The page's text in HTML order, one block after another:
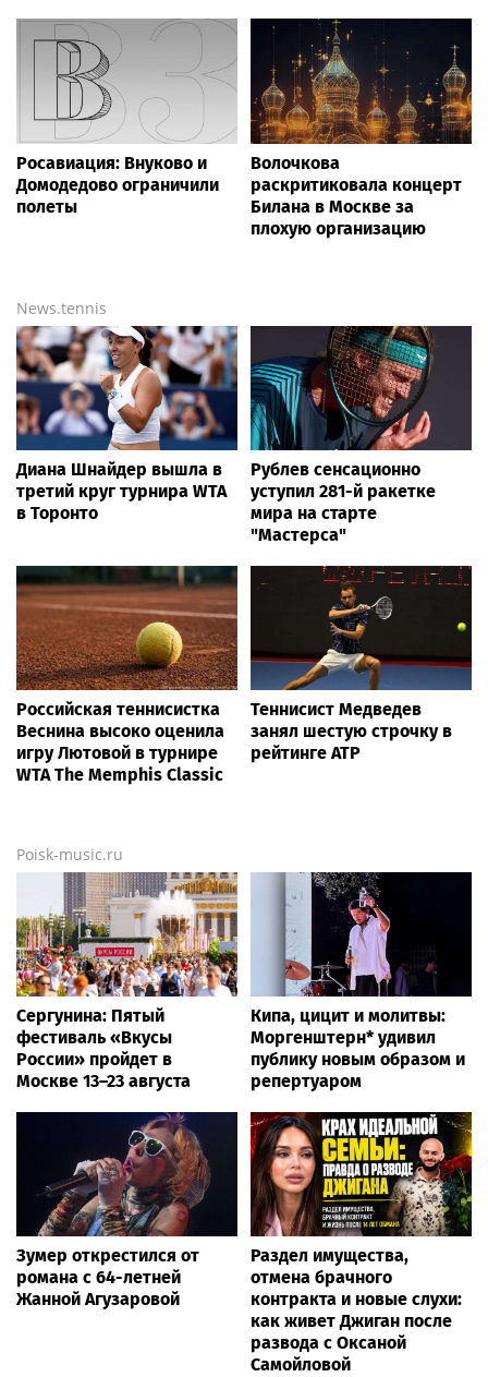
Росавиация: Внуково и
Домодедово ограничили
полеты
Волочкова
раскритиковала концерт
Билана в Москве за
плохую организацию
News.tennis
Диана Шнайдер вышла в
третий круг турнира WTA
в Торонто
Рублев сенсационно
уступил 281-й ракетке
мира на старте
"Мастерса"
Российская теннисистка
Веснина высоко оценила
игру Лютовой в турнире
WTA The Memphis Classic
Теннисист Медведев
занял шестую строчку в
рейтинге ATP
Poisk-music.ru
Сергунина: Пятый
фестиваль «Вкусы
России» пройдет в
Москве 13–23 августа
Кипа, цицит и молитвы:
Моргенштерн* удивил
публику новым образом и
репертуаром
Зумер открестился от
романа с 64-летней
Жанной Агузаровой
Раздел имущества,
отмена брачного
контракта и новые слухи:
как живет Джиган после
развода с Оксаной
Самойловой